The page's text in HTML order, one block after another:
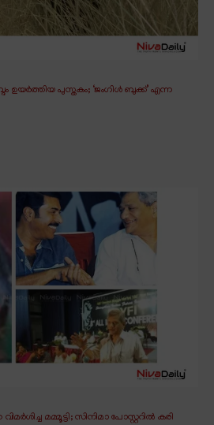
ഉയർത്തിയ പുസ്തകം; ‘ജംഗിൾ ബുക്ക്’ എന്ന
മമ്മൂട്ടി; സിനിമാ പോസ്റ്ററിൽ കരി